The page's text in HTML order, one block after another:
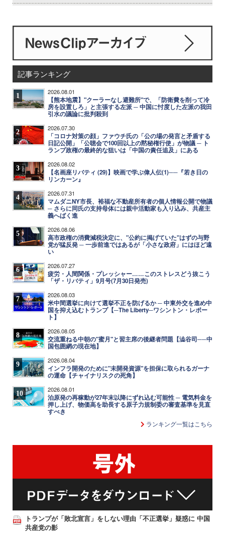
記事ランキング
1 2026.08.01
【熊本地震】"クーラーなし避難所"で、「防衛費を削って冷
房を設置しろ」と主張する左派 ─ 中国に忖度した左派の我田
引水の議論に批判殺到
2 2026.07.30
「コロナ対策の顔」ファウチ氏の「公の場の発言と矛盾する
日記公開」「公聴会で100回以上の黙秘権行使」が物議 ─ ト
ランプ政権の最終的な狙いは「中国の責任追及」にある
3 2026.08.02
【名画座リバティ (29)】映画で学ぶ偉人伝(1)──『若き日の
リンカーン』
4 2026.07.31
マムダニNY市長、裕福な不動産所有者の個人情報公開で物議
─ さらに同氏の支持母体には親中活動家も入り込み、共産主
義へばく進
5 2026.08.06
高市政権の消費減税決定に、"公約に掲げていた"はずの与野
党が猛反発 ─ 一歩前進ではあるが「小さな政府」にはほど遠
い
6 2026.07.27
疲労・人間関係・プレッシャー……このストレスどう抜こう
「ザ・リバティ」9月号(7月30日発売)
7 2026.08.03
米中間選挙に向けて選挙不正を防げるか ─ 中東外交を進め中
国を抑え込むトランプ【─The Liberty─ワシントン・レポー
ト】
8 2026.08.05
交流重ねる中朝の"蜜月"と習主席の後継者問題【澁谷司──中
国包囲網の現在地】
9 2026.08.04
インフラ開発のために"未開発資源"を担保に取られるガーナ
の運命【チャイナリスクの死角】
10 2026.08.01
泊原発の再稼動が27年末以降にずれ込む可能性 ─ 電気料金を
押し上げ、物価高を助長する原子力規制委の審査基準を見直
すべき
ランキング一覧はこちら
トランプが「敗北宣言」をしない理由「不正選挙」疑惑に 中国
共産党の影